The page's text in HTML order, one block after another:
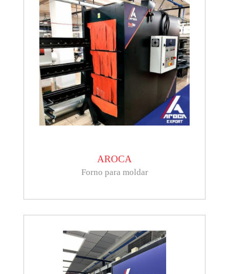
AROCA
Forno para moldar